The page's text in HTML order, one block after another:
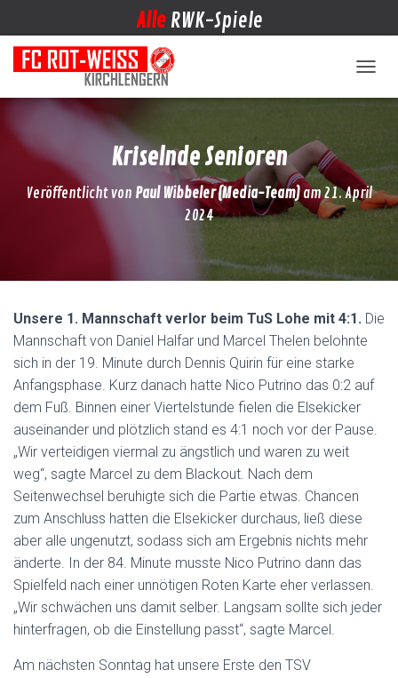
Alle RWK-Spiele
Kriselnde Senioren
Veröffentlicht von Paul Wibbeler (Media-Team)am21. April
2024
Unsere 1. Mannschaft verlor beim TuS Lohe mit 4:1. Die
Mannschaft von Daniel Halfar und Marcel Thelen belohnte
sich in der 19. Minute durch Dennis Quirin für eine starke
Anfangsphase. Kurz danach hatte Nico Putrino das 0:2 auf
dem Fuß. Binnen einer Viertelstunde fielen die Elsekicker
auseinander und plötzlich stand es 4:1 noch vor der Pause.
„Wir verteidigen viermal zu ängstlich und waren zu weit
weg“, sagte Marcel zu dem Blackout. Nach dem
Seitenwechsel beruhigte sich die Partie etwas. Chancen
zum Anschluss hatten die Elsekicker durchaus, ließ diese
aber alle ungenutzt, sodass sich am Ergebnis nichts mehr
änderte. In der 84. Minute musste Nico Putrino dann das
Spielfeld nach einer unnötigen Roten Karte eher verlassen.
„Wir schwächen uns damit selber. Langsam sollte sich jeder
hinterfragen, ob die Einstellung passt“, sagte Marcel.
Am nächsten Sonntag hat unsere Erste den TSV